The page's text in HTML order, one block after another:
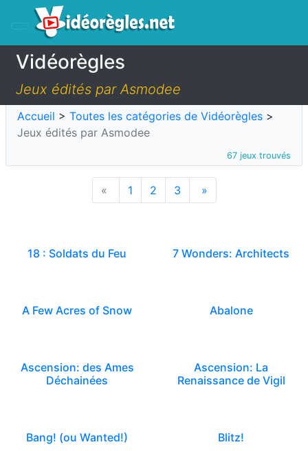
Vidéorègles
Jeux édités par Asmodee
Accueil > Toutes les catégories de Vidéorègles >
Jeux édités par Asmodee
67 jeux trouvés
« 1 2 3 »
18 : Soldats du Feu 7 Wonders: Architects
A Few Acres of Snow Abalone
Ascension: des Ames
Déchainées
Ascension: La
Renaissance de Vigil
Bang! (ou Wanted!) Blitz!